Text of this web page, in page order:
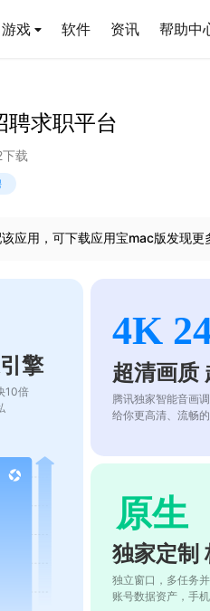
游戏 软件 资讯 帮助中
聘求职平台
载
应用，可下载应用宝mac版发现更
擎
10倍
4K
超清画质
腾讯独家智能音画
给你更高清、流畅
原生
独家定制
独立窗口，多任务
账号数据资产，手